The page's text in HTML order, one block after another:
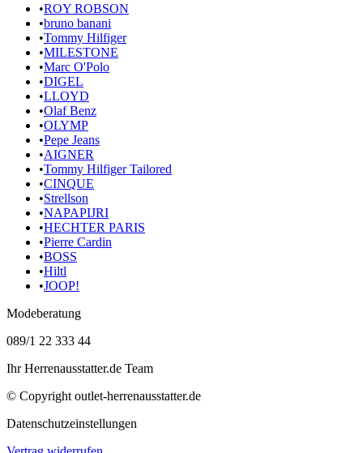
•ROY ROBSON
•bruno banani
•Tommy Hilfiger
•MILESTONE
•Marc O'Polo
•DIGEL
•LLOYD
•Olaf Benz
•OLYMP
•Pepe Jeans
•AIGNER
•Tommy Hilfiger Tailored
•CINQUE
•Strellson
•NAPAPIJRI
•HECHTER PARIS
•Pierre Cardin
•BOSS
•Hiltl
•JOOP!
Modeberatung
089/1 22 333 44
Ihr Herrenausstatter.de Team
© Copyright outlet-herrenausstatter.de
Datenschutzeinstellungen